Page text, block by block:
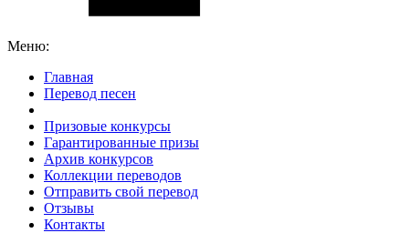
Меню:
Главная
Перевод песен
Призовые конкурсы
Гарантированные призы
Архив конкурсов
Коллекции переводов
Отправить свой перевод
Отзывы
Контакты